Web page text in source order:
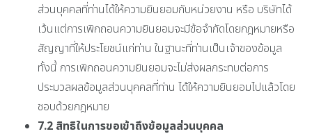
ส่วนบุคคลที่ท่านได้ให้ความยินยอมกับหน่วยงาน หรือ บริษัทได้
เว้นแต่การเพิกถอนความยินยอมจะมีข้อจำกัดโดยกฎหมายหรือ
สัญญาที่ให้ประโยชน์แก่ท่าน ในฐานะที่ท่านเป็นเจ้าของข้อมูล
ทั้งนี้ การเพิกถอนความยินยอมจะไม่ส่งผลกระทบต่อการ
ประมวลผลข้อมูลส่วนบุคคลที่ท่าน ได้ให้ความยินยอมไปแล้วโดย
ชอบด้วยกฎหมาย
7.2 สิทธิในการขอเข้าถึงข้อมูลส่วนบุคคล